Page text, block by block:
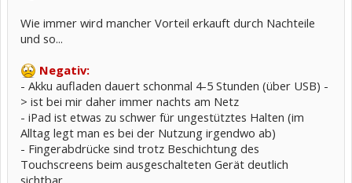
Wie immer wird mancher Vorteil erkauft durch Nachteile
und so...
Negativ:
- Akku aufladen dauert schonmal 4-5 Stunden (über USB) -
> ist bei mir daher immer nachts am Netz
- iPad ist etwas zu schwer für ungestütztes Halten (im
Alltag legt man es bei der Nutzung irgendwo ab)
- Fingerabdrücke sind trotz Beschichtung des
Touchscreens beim ausgeschalteten Gerät deutlich
sichtbar